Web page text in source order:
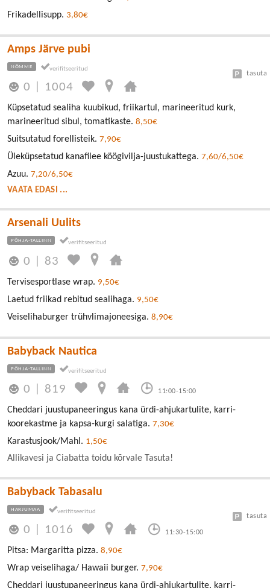
Frikadellisupp. 3,80€
Amps Järve pubi
NÕMME
0 1004
tasuta
Küpsetatud sealiha kuubikud, friikartul, marineeritud kurk,
marineeritud sibul, tomatikaste. 8,50€
Suitsutatud forellisteik. 7,90€
Üleküpsetatud kanafilee köögivilja-juustukattega. 7,60/6,50€
Azuu. 7,20/6,50€
VAATA EDASI ...
Arsenali Uulits
PÕHJA-TALLINN
0 83
Tervisesportlase wrap. 9,50€
Laetud friikad rebitud sealihaga. 9,50€
Veiselihaburger trühvlimajoneesiga. 8,90€
Babyback Nautica
PÕHJA-TALLINN
0 819 11:00-15:00
Cheddari juustupaneeringus kana ürdi-ahjukartulite, karri-
koorekastme ja kapsa-kurgi salatiga. 7,30€
Karastusjook/Mahl. 1,50€
Allikavesi ja Ciabatta toidu kõrvale Tasuta!
Babyback Tabasalu
HARJUMAA
0 1016 11:30-15:00
tasuta
Pitsa: Margaritta pizza. 8,90€
Wrap veiselihaga/ Hawaii burger. 7,90€
Cheddari juustupaneeringus kana ürdi-ahjukartulite, karri-